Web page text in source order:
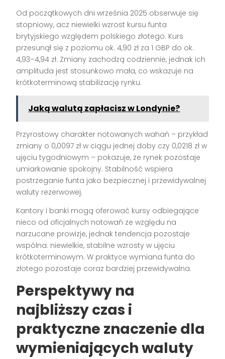
Od początkowych dni września 2025 obserwuje się
stopniowy, acz niewielki wzrost kursu funta
brytyjskiego względem polskiego złotego. Kurs
przesunął się z poziomu ok. 4,90 zł za 1 GBP do ok.
4,93–4,94 zł. Zmiany zachodzą codziennie, jednak ich
amplituda jest stosunkowo mała, co wskazuje na
krótkoterminową stabilizację rynku.
Jaką walutą zapłacisz w Londynie?
Przyrostowy charakter notowanych wahań – przykład
zmiany o 0,0097 zł w ciągu jednej doby czy 0,0218 zł w
ujęciu tygodniowym – pokazuje, że rynek pozostaje
umiarkowanie spokojny. Stabilność wspiera
postrzeganie funta jako bezpiecznej i przewidywalnej
waluty rezerwowej.
Kantory i banki mogą oferować kursy odbiegające
nieco od oficjalnych notowań ze względu na
narzucane prowizje, jednak tendencja pozostaje
wspólna: niewielkie, stabilne wzrosty w ujęciu
krótkoterminowym. W praktyce wymiana funta do
złotego pozostaje coraz bardziej przewidywalna.
Perspektywy na
najbliższy czas i
praktyczne znaczenie dla
wymieniających waluty